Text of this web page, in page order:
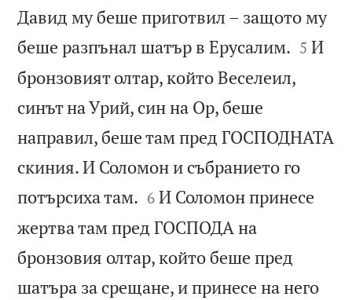
Давид му беше приготвил – защото му
беше разпънал шатър в Ерусалим. 

5 И
бронзовият олтар, който Веселеил,
синът на Урий, син на Ор, беше
направил, беше там пред ГОСПОДНАТА
скиния. И Соломон и събранието го
потърсиха там. 

6 И Соломон принесе
жертва там пред ГОСПОДА на
бронзовия олтар, който беше пред
шатъра за срещане, и принесе на него